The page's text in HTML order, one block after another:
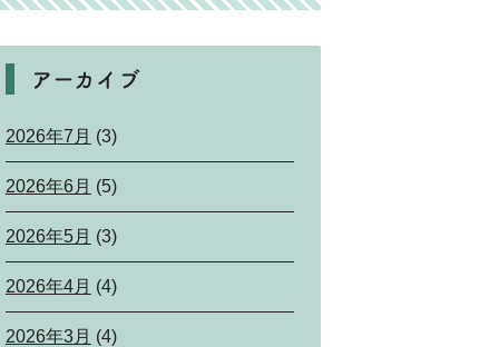
アーカイブ
2026年7月 (3)
2026年6月 (5)
2026年5月 (3)
2026年4月 (4)
2026年3月 (4)